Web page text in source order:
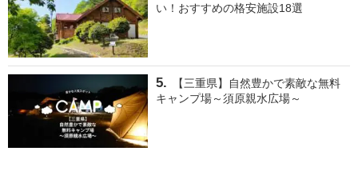
い！おすすめの格安施設18選
【三重県】自然豊かで素敵な無料
キャンプ場～須原親水広場～